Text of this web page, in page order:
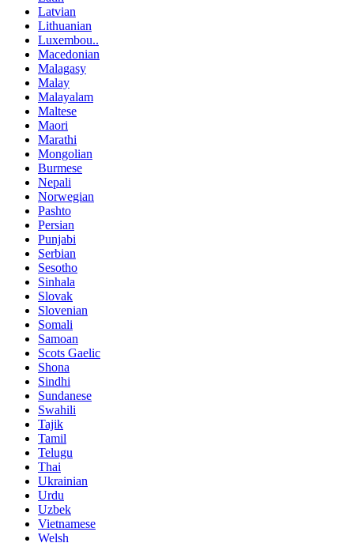
Latvian
Lithuanian
Luxembou..
Macedonian
Malagasy
Malay
Malayalam
Maltese
Maori
Marathi
Mongolian
Burmese
Nepali
Norwegian
Pashto
Persian
Punjabi
Serbian
Sesotho
Sinhala
Slovak
Slovenian
Somali
Samoan
Scots Gaelic
Shona
Sindhi
Sundanese
Swahili
Tajik
Tamil
Telugu
Thai
Ukrainian
Urdu
Uzbek
Vietnamese
Welsh